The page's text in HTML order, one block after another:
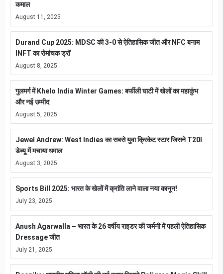
कमाल
August 11, 2025
Durand Cup 2025: MDSC की 3-0 से ऐतिहासिक जीत और NFC बनाम
INFT का रोमांचक ड्रॉ
August 8, 2025
गुलमर्ग में Khelo India Winter Games: बर्फीली घाटी में खेलों का महाकुंभ
और नई उम्मीद
August 5, 2025
Jewel Andrew: West Indies का सबसे युवा क्रिकेट स्टार जिसने T20I
डेब्यू में मचाया धमाल
August 3, 2025
Sports Bill 2025: भारत के खेलों में क्रांति लाने वाला नया कानून!
July 23, 2025
Anush Agarwalla – भारत के 26 वर्षीय राइडर की जर्मनी में पहली ऐतिहासिक
Dressage जीत
July 21, 2025